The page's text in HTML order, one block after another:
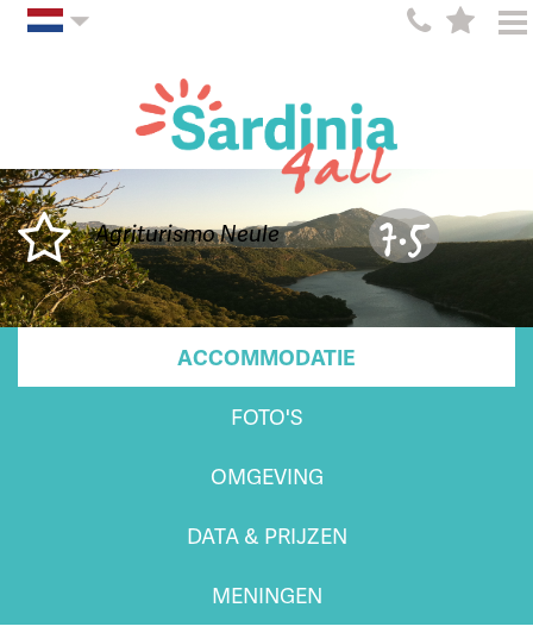
Agriturismo Neule 7.5
ACCOMMODATIE
FOTO'S
OMGEVING
DATA & PRIJZEN
MENINGEN